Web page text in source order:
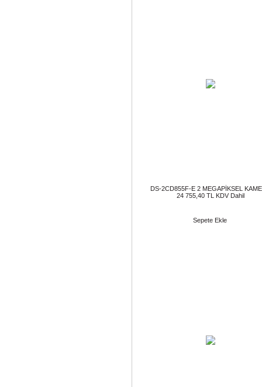
DS-2CD855F-E 2 MEGAPİKSEL
24 755,40 TL KDV Dahil
Sepete Ekle